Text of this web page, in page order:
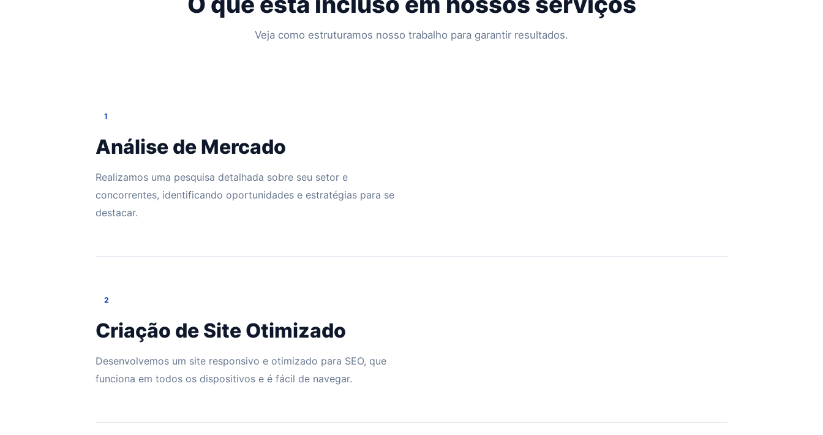
Veja como estruturamos nosso trabalho para garantir resultados.
1
Análise de Mercado
Realizamos uma pesquisa detalhada sobre seu setor e
concorrentes, identificando oportunidades e estratégias para se
destacar.
2
Criação de Site Otimizado
Desenvolvemos um site responsivo e otimizado para SEO, que
funciona em todos os dispositivos e é fácil de navegar.